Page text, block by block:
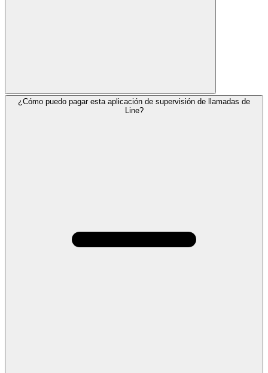
¿Cómo puedo pagar esta aplicación de supervisión de llamadas de
Line?